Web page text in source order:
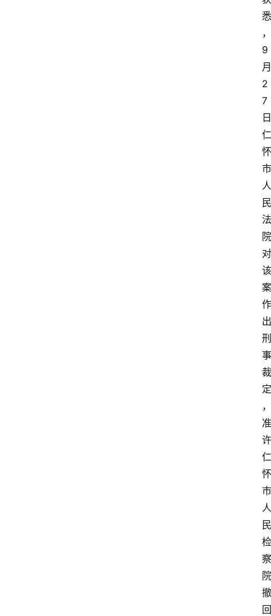
悉
，
9
月
2
7
日
仁
怀
市
人
民
法
院
对
该
案
作
出
刑
事
裁
定
，
准
许
仁
怀
市
人
民
检
察
院
撤
回